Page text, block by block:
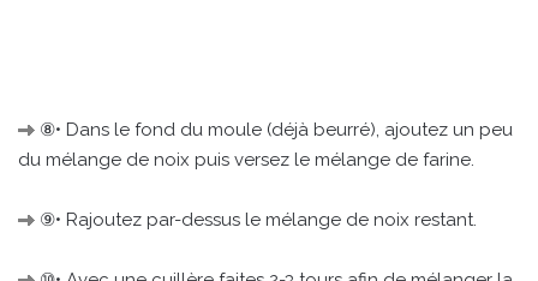
⑧• Dans le fond du moule (déjà beurré), ajoutez un peu
du mélange de noix puis versez le mélange de farine.
⑨• Rajoutez par-dessus le mélange de noix restant.